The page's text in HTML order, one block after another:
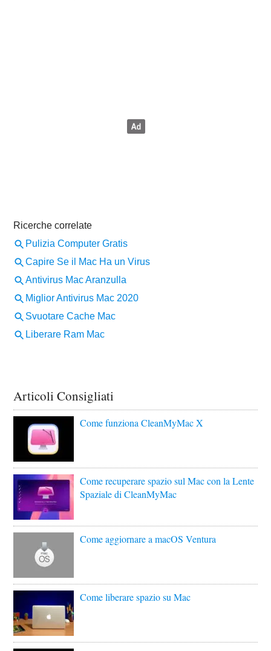
Articoli Consigliati
Come funziona CleanMyMac X
Come recuperare spazio sul Mac con la Lente
Spaziale di CleanMyMac
Come aggiornare a macOS Ventura
Come liberare spazio su Mac